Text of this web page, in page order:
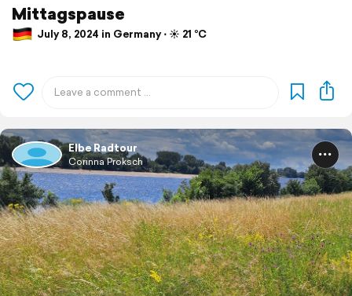
Mittagspause
July 8, 2024 in Germany ⋅ ☀️ 21 °C
Elbe Radtour
Corinna Proksch